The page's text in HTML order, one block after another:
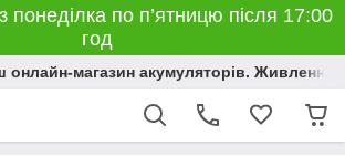
понеділка по п’ятницю після 17:00
год
магазин акумуляторів. Живлення,